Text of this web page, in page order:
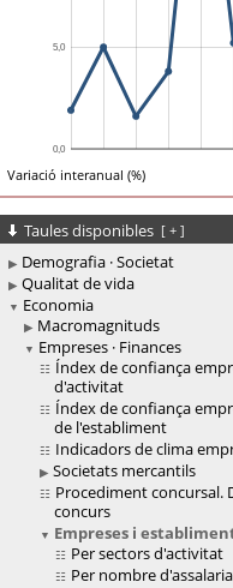
Variació interanual (%)
Taules disponibles [ + ]
Demografia · Societat
Qualitat de vida
Economia
Macromagnituds
Empreses · Finances
Índex de confiança
d'activitat
Índex de confiança
de l'establiment
Indicadors de clima
Societats mercantils
Procediment concursal.
concurs
Empreses i
Per sectors d'activitat
Per nombre